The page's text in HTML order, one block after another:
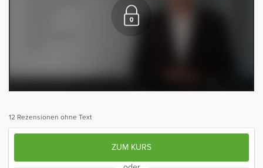
12 Rezensionen ohne Text
ZUM KURS